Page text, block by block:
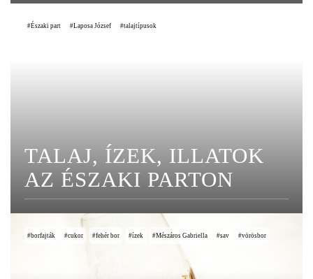
Északi part Laposa József talajtípusok
TALAJ, ÍZEK, ILLATOK
AZ ÉSZAKI PARTON
borfajták cukor fehér bor ízek Mészáros Gabriella sav vörösbor